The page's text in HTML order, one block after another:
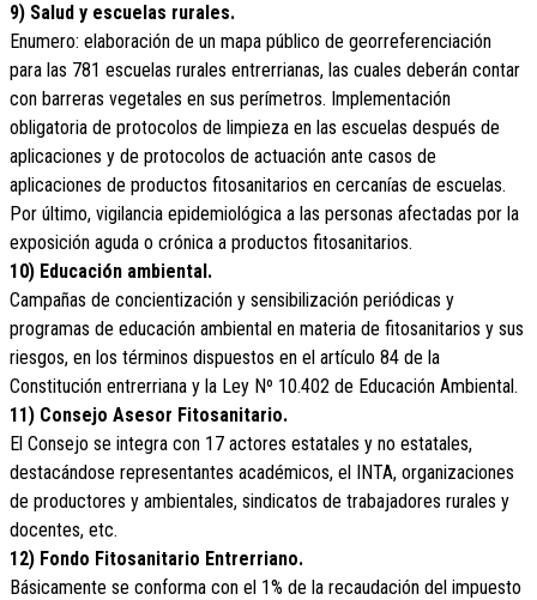
9) Salud y escuelas rurales.
Enumero: elaboración de un mapa público de georreferenciación
para las 781 escuelas rurales entrerrianas, las cuales deberán contar
con barreras vegetales en sus perímetros. Implementación
obligatoria de protocolos de limpieza en las escuelas después de
aplicaciones y de protocolos de actuación ante casos de
aplicaciones de productos fitosanitarios en cercanías de escuelas.
Por último, vigilancia epidemiológica a las personas afectadas por la
exposición aguda o crónica a productos fitosanitarios.
10) Educación ambiental.
Campañas de concientización y sensibilización periódicas y
programas de educación ambiental en materia de fitosanitarios y sus
riesgos, en los términos dispuestos en el artículo 84 de la
Constitución entrerriana y la Ley Nº 10.402 de Educación Ambiental.
11) Consejo Asesor Fitosanitario.
El Consejo se integra con 17 actores estatales y no estatales,
destacándose representantes académicos, el INTA, organizaciones
de productores y ambientales, sindicatos de trabajadores rurales y
docentes, etc.
12) Fondo Fitosanitario Entrerriano.
Básicamente se conforma con el 1% de la recaudación del impuesto